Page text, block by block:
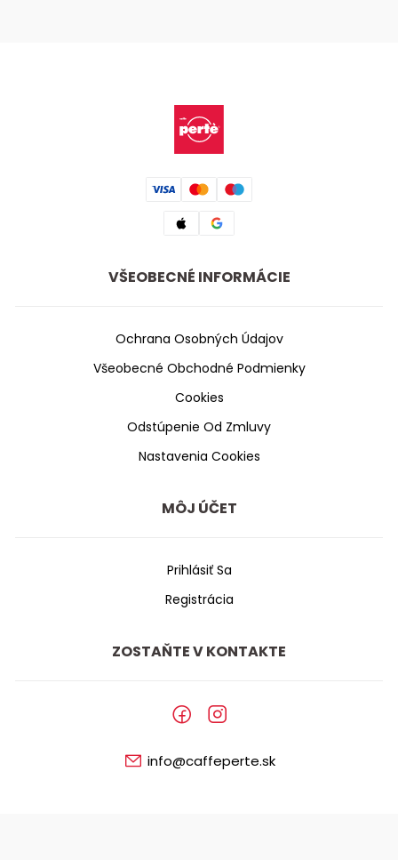
VŠEOBECNÉ INFORMÁCIE
Ochrana Osobných Údajov
Všeobecné Obchodné Podmienky
Cookies
Odstúpenie Od Zmluvy
Nastavenia Cookies
MÔJ ÚČET
Prihlásiť Sa
Registrácia
ZOSTAŇTE V KONTAKTE
info@caffeperte.sk